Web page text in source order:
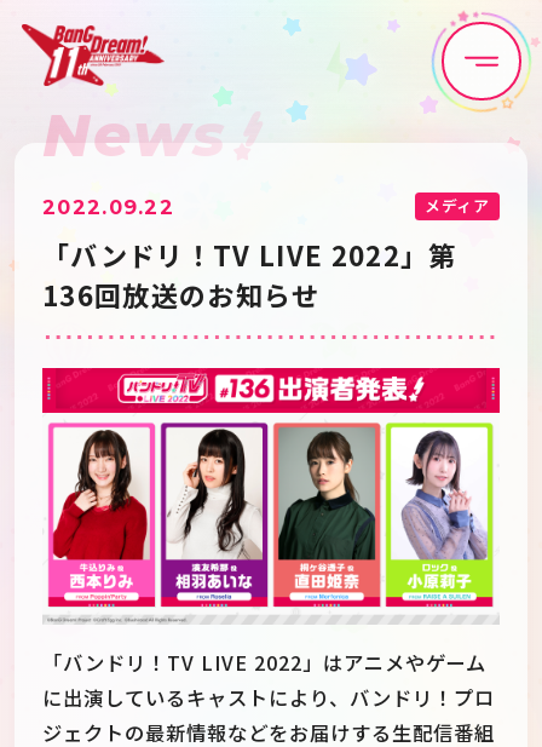
Home News
Live•Event Discography
Artist Anime
Game Media
Schedule About
Goods
News
2022.09.22 メディア
「バンドリ！TV LIVE 2022」第
136回放送のお知らせ
「バンドリ！TV LIVE 2022」はアニメやゲーム
に出演しているキャストにより、バンドリ！プロ
ジェクトの最新情報などをお届けする生配信番組